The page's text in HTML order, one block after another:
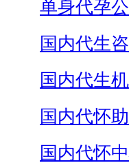
单身代孕
国内代生
国内代生
国内代怀
国内代怀